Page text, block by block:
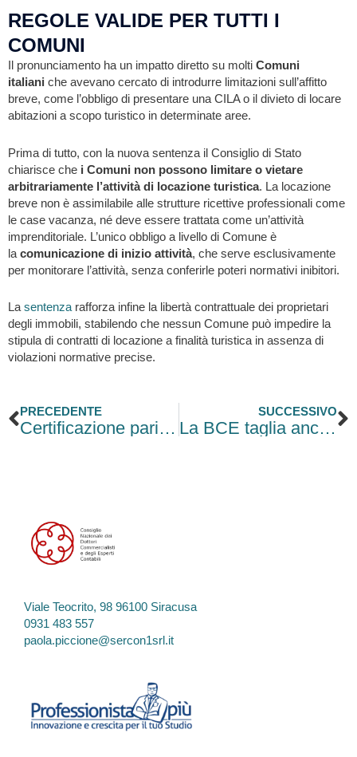
REGOLE VALIDE PER TUTTI I
COMUNI
Il pronunciamento ha un impatto diretto su molti Comuni
italiani che avevano cercato di introdurre limitazioni sull’affitto
breve, come l’obbligo di presentare una CILA o il divieto di locare
abitazioni a scopo turistico in determinate aree.
Prima di tutto, con la nuova sentenza il Consiglio di Stato
chiarisce che i Comuni non possono limitare o vietare
arbitrariamente l’attività di locazione turistica. La locazione
breve non è assimilabile alle strutture ricettive professionali come
le case vacanza, né deve essere trattata come un’attività
imprenditoriale. L’unico obbligo a livello di Comune è
la comunicazione di inizio attività, che serve esclusivamente
per monitorare l’attività, senza conferirle poteri normativi inibitori.
Lasentenzarafforza infine la libertà contrattuale dei proprietari
degli immobili, stabilendo che nessun Comune può impedire la
stipula di contratti di locazione a finalità turistica in assenza di
violazioni normative precise.
Precedente
PRECEDENTE
Certificazione parità di genere: esonero INPS fino a 50mila euro
SUCCESSIVO
La BCE taglia ancora i tassi: scendono i mutui e respirano i mercati
Viale Teocrito, 98 96100 Siracusa
0931 483 557
paola.piccione@sercon1srl.it